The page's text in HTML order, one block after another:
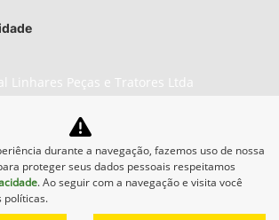
Linhares Peças e Tratores Ltda
CNPJ: 27.733.195/0002-16
o outro
durante a navegação, fazemos uso de nossa
proteger seus dados pessoais respeitamos
. Ao seguir com a navegação e visita você
políticas.